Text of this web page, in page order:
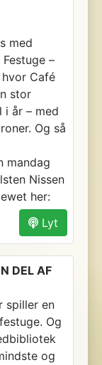
med
–
hvor Café
stor
år – med
Og så
mandag
Nissen
her:
Lyt
DEL AF
spiller en
Og
og